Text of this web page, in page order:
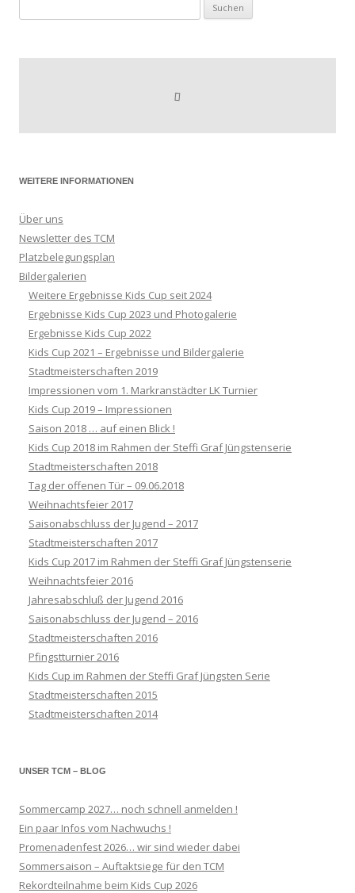
nach:
WEITERE INFORMATIONEN
Über uns
Newsletter des TCM
Platzbelegungsplan
Bildergalerien
Weitere Ergebnisse Kids Cup seit 2024
Ergebnisse Kids Cup 2023 und Photogalerie
Ergebnisse Kids Cup 2022
Kids Cup 2021 – Ergebnisse und Bildergalerie
Stadtmeisterschaften 2019
Impressionen vom 1. Markranstädter LK Turnier
Kids Cup 2019 – Impressionen
Saison 2018 … auf einen Blick !
Kids Cup 2018 im Rahmen der Steffi Graf Jüngstenserie
Stadtmeisterschaften 2018
Tag der offenen Tür – 09.06.2018
Weihnachtsfeier 2017
Saisonabschluss der Jugend – 2017
Stadtmeisterschaften 2017
Kids Cup 2017 im Rahmen der Steffi Graf Jüngstenserie
Weihnachtsfeier 2016
Jahresabschluß der Jugend 2016
Saisonabschluss der Jugend – 2016
Stadtmeisterschaften 2016
Pfingstturnier 2016
Kids Cup im Rahmen der Steffi Graf Jüngsten Serie
Stadtmeisterschaften 2015
Stadtmeisterschaften 2014
UNSER TCM – BLOG
Sommercamp 2027… noch schnell anmelden !
Ein paar Infos vom Nachwuchs !
Promenadenfest 2026… wir sind wieder dabei
Sommersaison – Auftaktsiege für den TCM
Rekordteilnahme beim Kids Cup 2026